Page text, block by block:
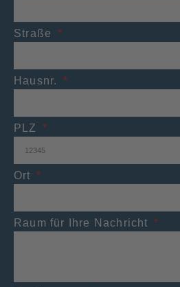
Straße
Hausnr.
PLZ
Ort
Raum für Ihre Nachricht